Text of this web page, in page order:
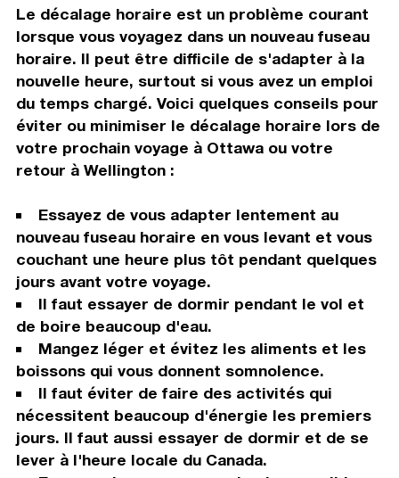
Le décalage horaire est un problème courant
lorsque vous voyagez dans un nouveau fuseau
horaire. Il peut être difficile de s'adapter à la
nouvelle heure, surtout si vous avez un emploi
du temps chargé. Voici quelques conseils pour
éviter ou minimiser le décalage horaire lors de
votre prochain voyage à Ottawa ou votre
retour à Wellington :
Essayez de vous adapter lentement au
nouveau fuseau horaire en vous levant et vous
couchant une heure plus tôt pendant quelques
jours avant votre voyage.
Il faut essayer de dormir pendant le vol et
de boire beaucoup d'eau.
Mangez léger et évitez les aliments et les
boissons qui vous donnent somnolence.
Il faut éviter de faire des activités qui
nécessitent beaucoup d'énergie les premiers
jours. Il faut aussi essayer de dormir et de se
lever à l'heure locale du Canada.